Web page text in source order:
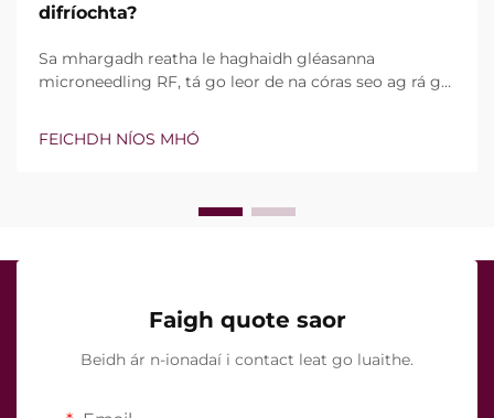
difríochta?
Sa mhargadh reatha le haghaidh gléasanna
microneedling RF, tá go leor de na córas seo ag rá go
Áfach, níl an cheist fíor i ndáiríre an bhfuil na gnéithe
seo ann nó nach bhfuil, ach conas a oibríonn siad go
FEICHDH NÍOS MHÓ
Faigh quote saor
Beidh ár n-ionadaí i contact leat go luaithe.